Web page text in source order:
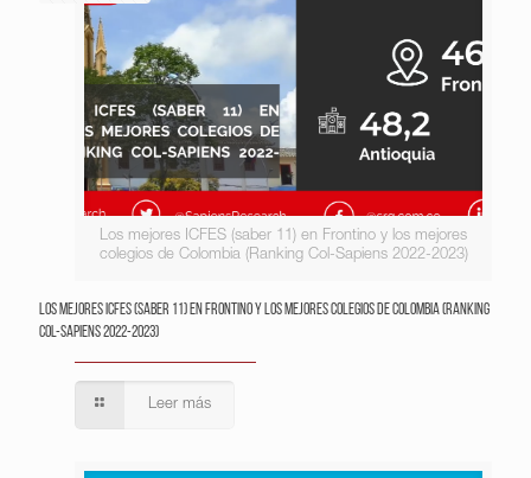
Los mejores ICFES (saber 11) en Frontino y los mejores
colegios de Colombia (Ranking Col-Sapiens 2022-2023)
Los mejores ICFES (saber 11) en Frontino y los mejores colegios de Colombia (Ranking
Col-Sapiens 2022-2023)
Leer más